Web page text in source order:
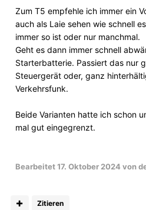
Zum T5 empfehle ich immer ein
auch als Laie sehen wie schnell
immer so ist oder nur manchmal.
Geht es dann immer schnell
Starterbatterie. Passiert das nur
Steuergerät oder, ganz
Verkehrsfunk.
Beide Varianten hatte ich schon
mal gut eingegrenzt.
Bearbeitet17. Oktober 2024von
Zitieren